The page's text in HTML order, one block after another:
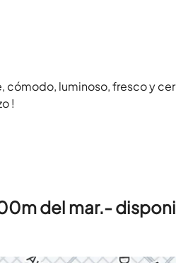
cómodo, luminoso, fresco y
!
del mar.-